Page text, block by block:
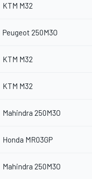
KTM M32
Peugeot 250M3O
KTM M32
KTM M32
Mahindra 250M3O
Honda MR03GP
Mahindra 250M3O